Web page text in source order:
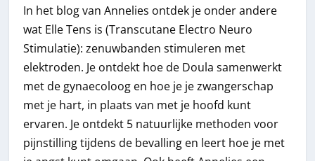
In het blog van Annelies ontdek je onder andere
wat Elle Tens is (Transcutane Electro Neuro
Stimulatie): zenuwbanden stimuleren met
elektroden. Je ontdekt hoe de Doula samenwerkt
met de gynaecoloog en hoe je je zwangerschap
met je hart, in plaats van met je hoofd kunt
ervaren. Je ontdekt 5 natuurlijke methoden voor
pijnstilling tijdens de bevalling en leert hoe je met